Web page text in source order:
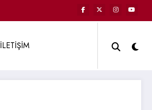
İLETİŞİM